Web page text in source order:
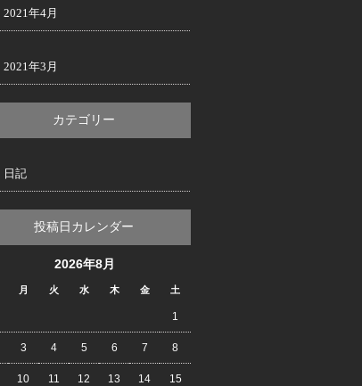
2021年4月
2021年3月
カテゴリー
日記
投稿日カレンダー
2026年8月
月 火 水 木 金 土
1
3 4 5 6 7 8
10 11 12 13 14 15